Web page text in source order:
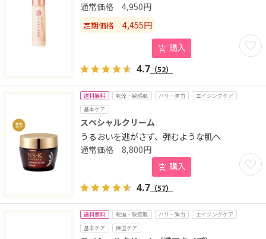
お気
4,950円
定期価格 4,455円
購入
4.7 （52）
送料無料 乾燥・敏感肌 ハリ・弾力
エイジングケア
基本ケア
スペシャルクリーム
うるおいを逃がさず、弾むような肌へ
お気
8,800円
購入
4.7 （57）
送料無料 乾燥・敏感肌 ハリ・弾力
エイジングケア
基本ケア
保湿ケア